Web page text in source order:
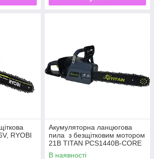
RYOBI
Акумуляторна ланцюгова
пила з безщітковим мотором
21В TITAN PCS1440B-CORE
(350мм)
В наявності